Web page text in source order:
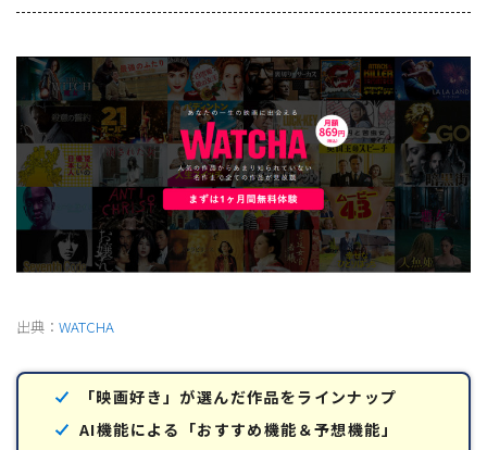
出典： WATCHA
「映画好き」が選んだ作品をラインナップ
AI機能による「おすすめ機能＆予想機能」